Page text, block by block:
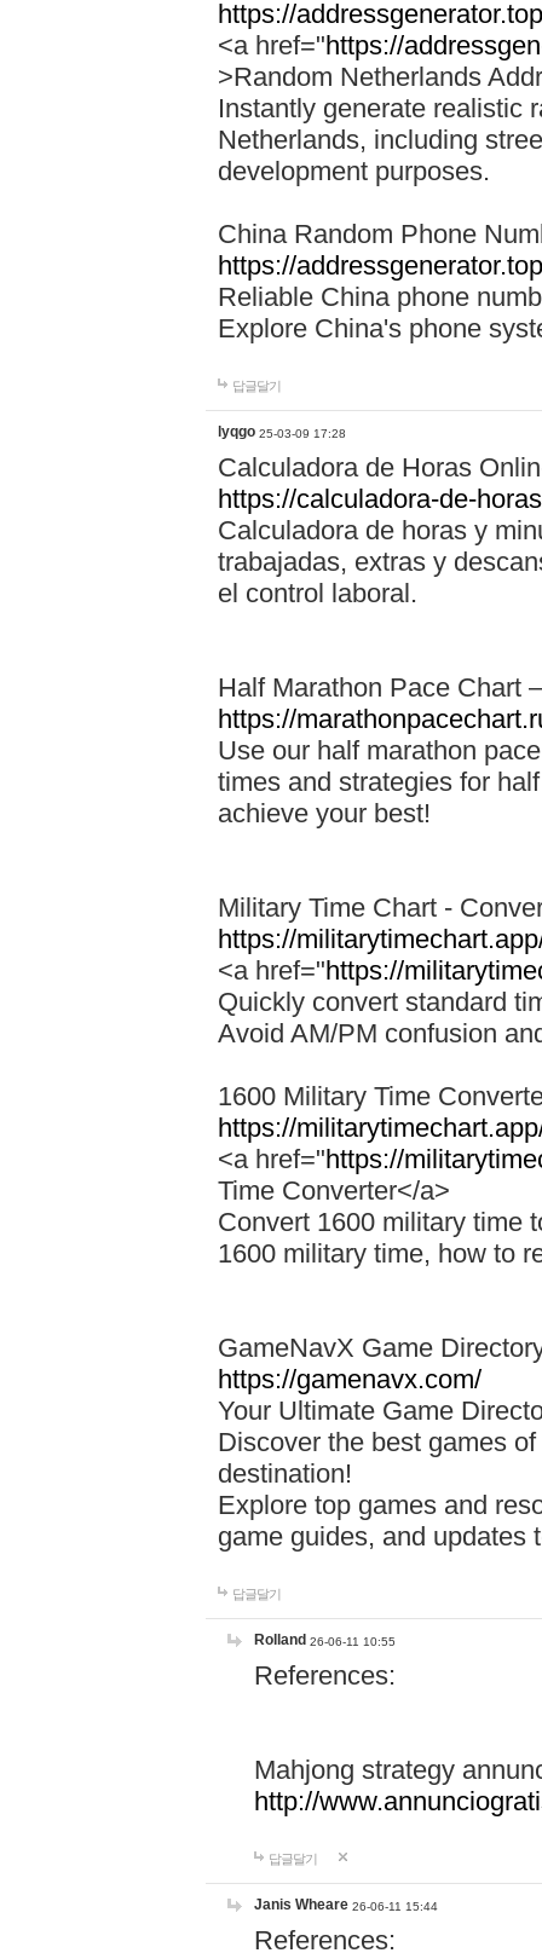
https://
<a href="https://
>Random Netherlands
Instantly generate realistic
Netherlands, including
development purposes.
China Random Phone
https://
Reliable China phone
Explore China's phone
답글달기
lyqgo 25-03-09 17:28
Calculadora de Horas
https://calculadora-de-
Calculadora de horas y
trabajadas, extras y
el control laboral.
Half Marathon Pace Chart
https://
Use our half marathon
times and strategies for
achieve your best!
Military Time Chart -
https://
<a href="https://
Quickly convert standard
Avoid AM/PM confusion
1600 Military Time
https://
<a href="https://
Time Converter</a>
Convert 1600 military time
1600 military time, how to
GameNavX Game
https://gamenavx.com/
Your Ultimate Game
Discover the best games
destination!
Explore top games and
game guides, and updates
답글달기
Rolland 26-06-11 10:55
References:
Mahjong strategy
http://
답글달기
Janis Wheare 26-06-11 15:44
References: